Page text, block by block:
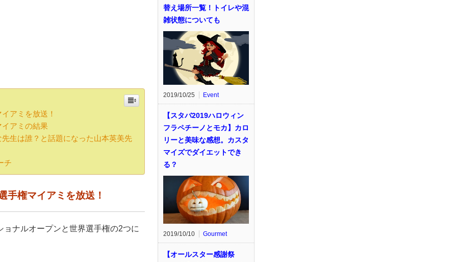
アミを放送！
アミの結果
生は誰？と話題になった山本英美先
チ
手権マイアミを放送！
ナルオープンと世界選手権の2つに
替え場所一覧！トイレや混
雑状態についても
2019/10/25 Event
【スタバ2019ハロウィン
フラペチーノとモカ】カロ
リーと美味な感想。カスタ
マイズでダイエットでき
る？
2019/10/10 Gourmet
【オールスター感謝祭